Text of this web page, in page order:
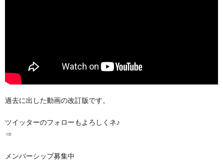
過去に出した動画の改訂版です。
ツイッターのフォローもよろしくネ♪
⇒
メンバーシップ募集中